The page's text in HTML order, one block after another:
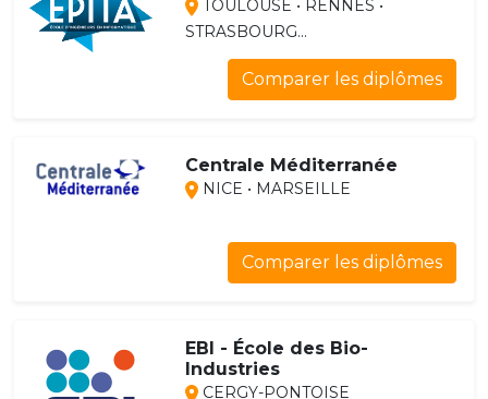
TOULOUSE • RENNES •
STRASBOURG...
Comparer les diplômes
Centrale Méditerranée
NICE • MARSEILLE
Comparer les diplômes
EBI - École des Bio-
Industries
CERGY-PONTOISE